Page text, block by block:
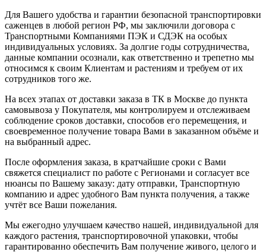
Для Вашего удобства и гарантии безопасной транспортировки
саженцев в любой регион РФ, мы заключили договора с
Транспортными Компаниями ПЭК и СДЭК на особых
индивидуальных условиях. За долгие годы сотрудничества,
данные компании осознали, как ответственно и трепетно мы
относимся к своим Клиентам и растениям и требуем от их
сотрудников того же.
На всех этапах от доставки заказа в ТК в Москве до пункта
самовывоза у Покупателя, мы контролируем и отслеживаем
соблюдение сроков доставки, способов его перемещения, и
своевременное получение товара Вами в заказанном объёме и
на выбранный адрес.
После оформления заказа, в кратчайшие сроки с Вами
свяжется специалист по работе с Регионами и согласует все
нюансы по Вашему заказу: дату отправки, Транспортную
компанию и адрес удобного Вам пункта получения, а также
учтёт все Ваши пожелания.
Мы ежегодно улучшаем качество нашей, индивидуальной для
каждого растения, транспортировочной упаковки, чтобы
гарантированно обеспечить Вам получение живого, целого и